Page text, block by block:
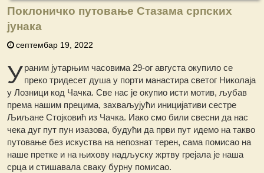
Поклоничко путовање Стазама српских
јунака
септембар 19, 2022
Ураним јутарњим часовима 29-ог августа окупило се
преко тридесет душа у порти манастира светог Николаја
у Лозници код Чачка. Све нас је окупио исти мотив, љубав
према нашим прецима, захваљујући иницијативи сестре
Љиљaне Стојковић из Чачка. Иако смо били свесни да нас
чека дуг пут пун изазова, будући да први пут идемо на такво
путовање без искуства на непознат терен, сама помисао на
наше претке и на њихову надљуску жртву грејала је наша
срца и стишавала сваку бурну помисао.